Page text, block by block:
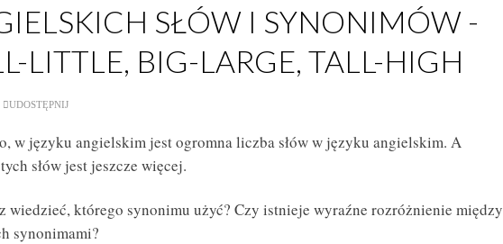
SŁÓW I SYNONIMÓW -
LITTLE, BIG-LARGE, TALL-HIGH
UDOSTĘPNIJ
w języku angielskim jestogromna liczba słów w języku angielskim. A
słów jest jeszcze więcej.
wiedzieć, którego synonimu użyć? Czy istnieje wyraźne rozróżnienie między
synonimami?